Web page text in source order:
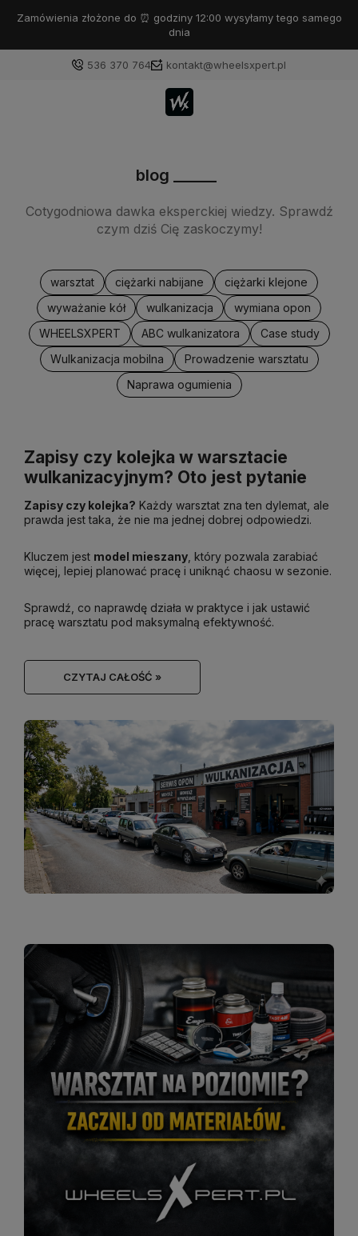
Zamówienia złożone do ⏰ godziny 12:00 wysyłamy tego samego
dnia
536 370 764 kontakt@wheelsxpert.pl
blog ______
Cotygodniowa dawka eksperckiej wiedzy. Sprawdź
czym dziś Cię zaskoczymy!
warsztat ciężarki nabijane
ciężarki klejone
wyważanie kół
wulkanizacja
wymiana opon
WHEELSXPERT
ABC wulkanizatora
Case study
Wulkanizacja mobilna
Prowadzenie warsztatu
Naprawa ogumienia
Zapisy czy kolejka w warsztacie
wulkanizacyjnym? Oto jest pytanie
CZYTAJ CAŁOŚĆ »
Zapisy czy kolejka? Każdy warsztat zna ten dylemat, ale
prawda jest taka, że nie ma jednej dobrej odpowiedzi.
Kluczem jest model mieszany , który pozwala zarabiać
więcej, lepiej planować pracę i uniknąć chaosu w sezonie.
Sprawdź, co naprawdę działa w praktyce i jak ustawić
pracę warsztatu pod maksymalną efektywność.